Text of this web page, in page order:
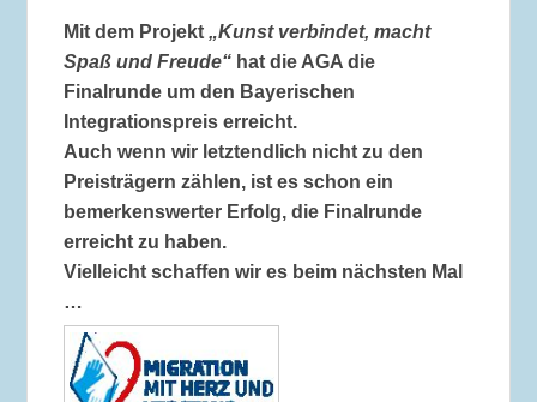
Mit dem Projekt„Kunst verbindet, macht
Spaß und Freude“ hat die AGA die
Finalrunde um den Bayerischen
Integrationspreis erreicht.
Auch wenn wir letztendlich nicht zu den
Preisträgern zählen, ist es schon ein
bemerkenswerter Erfolg, die Finalrunde
erreicht zu haben.
Vielleicht schaffen wir es beim nächsten Mal
…